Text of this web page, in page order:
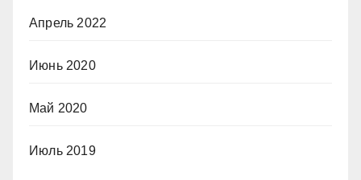
Апрель 2022
Июнь 2020
Май 2020
Июль 2019